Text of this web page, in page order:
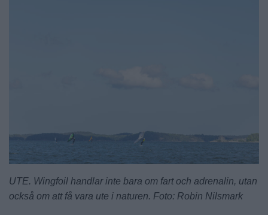
UTE. Wingfoil handlar inte bara om fart och adrenalin, utan
också om att få vara ute i naturen. Foto: Robin Nilsmark